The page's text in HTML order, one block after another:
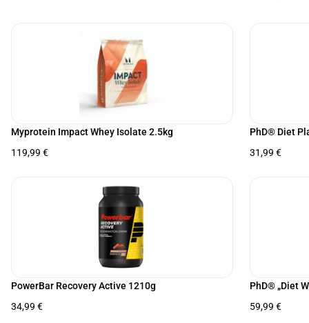
Myprotein Impact Whey Isolate 2.5kg
119,99 €
PhD® Diet
31,99 €
PowerBar Recovery Active 1210g
34,99 €
PhD® „Diet
59,99 €